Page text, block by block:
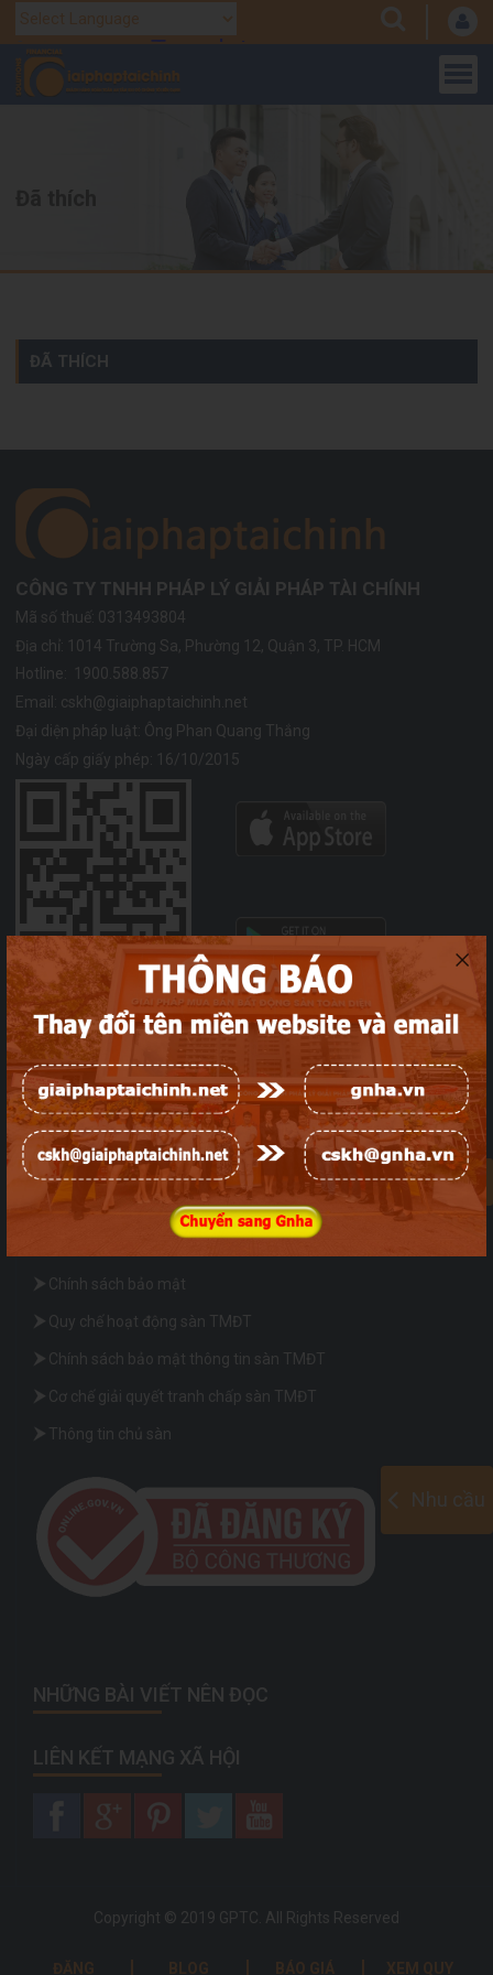
Translate
ĐÃ THÍCH
CÔNG TY TNHH PHÁP LÝ GIẢI PHÁP TÀI CHÍNH
Mã số thuế: 0313493804
Địa chỉ:
1014 Trường Sa, Phường 12, Quận 3, TP. HCM
Hotline:
1900.588.857
Email: cskh@giaiphaptaichinh.net
Đại diện pháp luật: Ông Phan Quang Thắng
Ngày cấp giấy phép: 16/10/2015
HỖ TRỢ KHÁCH HÀNG
Chính sách bảo mật
Quy chế hoạt động sàn TMĐT
Chính sách bảo mật thông tin sàn TMĐT
Cơ chế giải quyết tranh chấp sàn TMĐT
Thông tin chủ sàn
NHỮNG BÀI VIẾT NÊN ĐỌC
LIÊN KẾT MẠNG XÃ HỘI
Copyright © 2019 GPTC. All Rights Reserved
ĐĂNG BLOG BÁO GIÁ XEM QUY
Nhu cầu
0